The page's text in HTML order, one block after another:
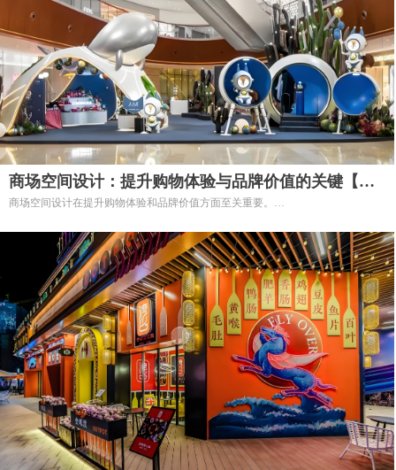
商场空间设计：提升购物体验与品牌价值的关键【盛
阳美陈】
商场空间设计在提升购物体验和品牌价值方面至关重要。
客，还能创造出一个舒适、愉悦的消费环境。
选择我们的商场空间设计服务，让您的商场焕发新的活力，成为顾客心目中的理
想购物目的地！